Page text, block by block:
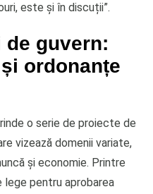
este și în discuții”.
de guvern:
ordonanțe
o serie de proiecte de
vizează domenii variate,
și economie. Printre
pentru aprobarea